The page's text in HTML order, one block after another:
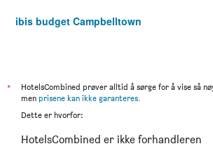
ibis budget Campbelltown
*
HotelsCombined prøver alltid å sørge for å vise så
men prisene kan ikke garanteres.
Dette er hvorfor:
HotelsCombined er ikke forhandleren